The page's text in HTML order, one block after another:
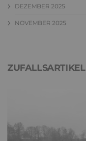
DEZEMBER 2025
NOVEMBER 2025
ZUFALLSARTIKEL